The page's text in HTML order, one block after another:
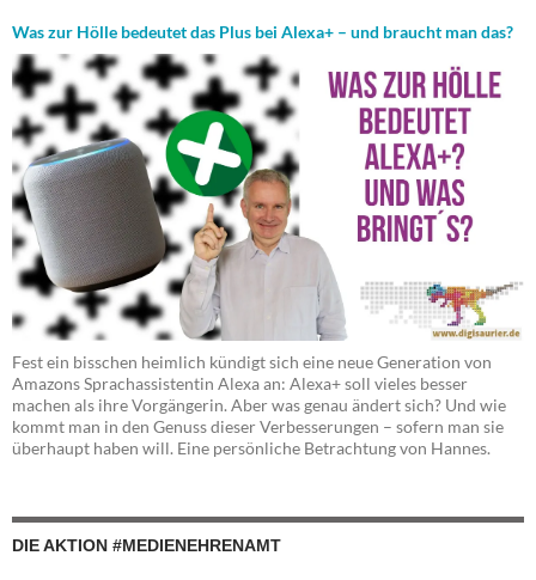
Was zur Hölle bedeutet das Plus bei Alexa+ – und braucht man das?
Fest ein bisschen heimlich kündigt sich eine neue Generation von
Amazons Sprachassistentin Alexa an: Alexa+ soll vieles besser
machen als ihre Vorgängerin. Aber was genau ändert sich? Und wie
kommt man in den Genuss dieser Verbesserungen – sofern man sie
überhaupt haben will. Eine persönliche Betrachtung von Hannes.
DIE AKTION #MEDIENEHRENAMT